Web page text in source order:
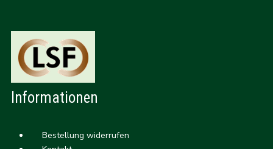
Informationen
Bestellung widerrufen